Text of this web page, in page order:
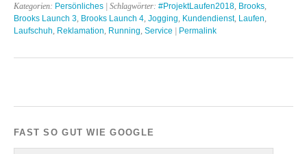
Kategorien: Persönliches | Schlagwörter: #ProjektLaufen2018 Brooks
Brooks Launch 3 Brooks Launch 4 Jogging Kundendienst, Laufen
Laufschuh Reklamation Running Service | Permalink
FAST SO GUT WIE GOOGLE